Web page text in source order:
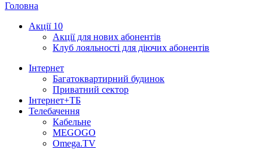
Головна
Акції 10
Акції для нових абонентів
Клуб лояльності для діючих абонентів
Інтернет
Багатоквартирний будинок
Приватний сектор
Інтернет+ТБ
Телебачення
Кабельне
MEGOGO
Omega.TV